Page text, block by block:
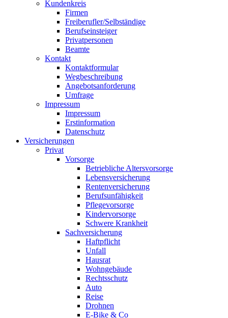
Kundenkreis
Firmen
Freiberufler/Selbständige
Berufseinsteiger
Privatpersonen
Beamte
Kontakt
Kontaktformular
Wegbeschreibung
Angebotsanforderung
Umfrage
Impressum
Impressum
Erstinformation
Datenschutz
Versicherungen
Privat
Vorsorge
Betriebliche Altersvorsorge
Lebensversicherung
Rentenversicherung
Berufsunfähigkeit
Pflegevorsorge
Kindervorsorge
Schwere Krankheit
Sachversicherung
Haftpflicht
Unfall
Hausrat
Wohngebäude
Rechtsschutz
Auto
Reise
Drohnen
E-Bike & Co